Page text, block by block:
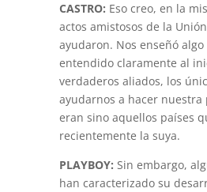
CASTRO: Eso creo, en la
actos amistosos de la
ayudaron. Nos enseñó
entendido claramente al
verdaderos aliados, los
ayudarnos a hacer
eran sino aquellos países
recientemente la suya.
PLAYBOY: Sin embargo,
han caracterizado su